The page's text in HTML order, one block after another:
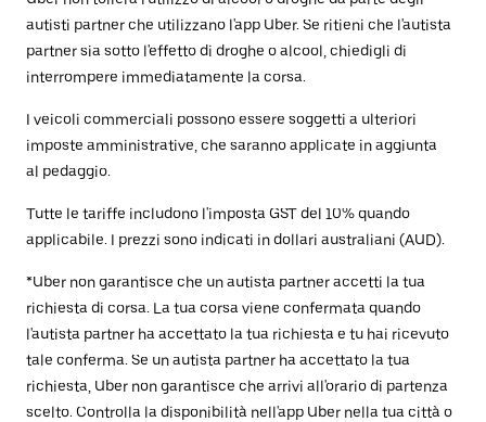
autisti partner che utilizzano l'app Uber. Se ritieni che l'autista
partner sia sotto l'effetto di droghe o alcool, chiedigli di
interrompere immediatamente la corsa.
I veicoli commerciali possono essere soggetti a ulteriori
imposte amministrative, che saranno applicate in aggiunta
al pedaggio.
Tutte le tariffe includono l'imposta GST del 10% quando
applicabile. I prezzi sono indicati in dollari australiani (AUD).
*Uber non garantisce che un autista partner accetti la tua
richiesta di corsa. La tua corsa viene confermata quando
l'autista partner ha accettato la tua richiesta e tu hai ricevuto
tale conferma. Se un autista partner ha accettato la tua
richiesta, Uber non garantisce che arrivi all'orario di partenza
scelto. Controlla la disponibilità nell'app Uber nella tua città o